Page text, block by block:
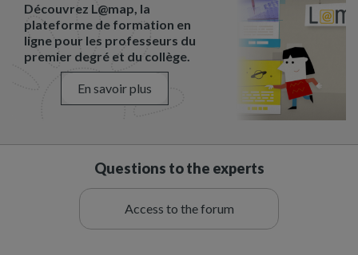
Découvrez L@map, la
plateforme de formation en
ligne pour les professeurs du
premier degré et du collège.
En savoir plus
Questions to the experts
Access to the forum